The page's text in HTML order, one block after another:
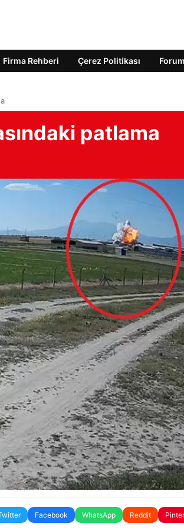
Firma Rehberi Çerez Politikası Forum
patlama
Facebook WhatsApp Reddit